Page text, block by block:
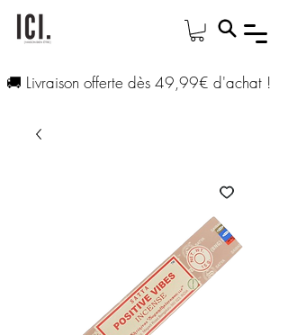
🚚 Livraison offerte dès 49,99€ d'achat !